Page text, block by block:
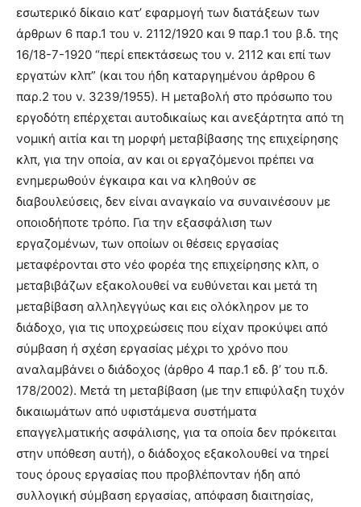
εσωτερικό δίκαιο κατ’ εφαρμογή των διατάξεων των
άρθρων 6 παρ.1 του ν. 2112/1920 και 9 παρ.1 του β.δ. της
16/18-7-1920 “περί επεκτάσεως του ν. 2112 και επί των
εργατών κλπ” (και του ήδη καταργημένου άρθρου 6
παρ.2 του ν. 3239/1955). Η μεταβολή στο πρόσωπο του
εργοδότη επέρχεται αυτοδικαίως και ανεξάρτητα από τη
νομική αιτία και τη μορφή μεταβίβασης της επιχείρησης
κλπ, για την οποία, αν και οι εργαζόμενοι πρέπει να
ενημερωθούν έγκαιρα και να κληθούν σε
διαβουλεύσεις, δεν είναι αναγκαίο να συναινέσουν με
οποιοδήποτε τρόπο. Για την εξασφάλιση των
εργαζομένων, των οποίων οι θέσεις εργασίας
μεταφέρονται στο νέο φορέα της επιχείρησης κλπ, ο
μεταβιβάζων εξακολουθεί να ευθύνεται και μετά τη
μεταβίβαση αλληλεγγύως και εις ολόκληρον με το
διάδοχο, για τις υποχρεώσεις που είχαν προκύψει από
σύμβαση ή σχέση εργασίας μέχρι το χρόνο που
αναλαμβάνει ο διάδοχος (άρθρο 4 παρ.1 εδ. β’ του π.δ.
178/2002). Μετά τη μεταβίβαση (με την επιφύλαξη τυχόν
δικαιωμάτων από υφιστάμενα συστήματα
επαγγελματικής ασφάλισης, για τα οποία δεν πρόκειται
στην υπόθεση αυτή), ο διάδοχος εξακολουθεί να τηρεί
τους όρους εργασίας που προβλέπονταν ήδη από
συλλογική σύμβαση εργασίας, απόφαση διαιτησίας,